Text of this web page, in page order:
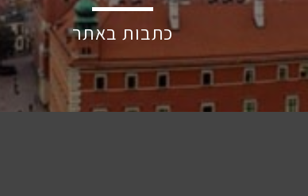
כתבות באתר